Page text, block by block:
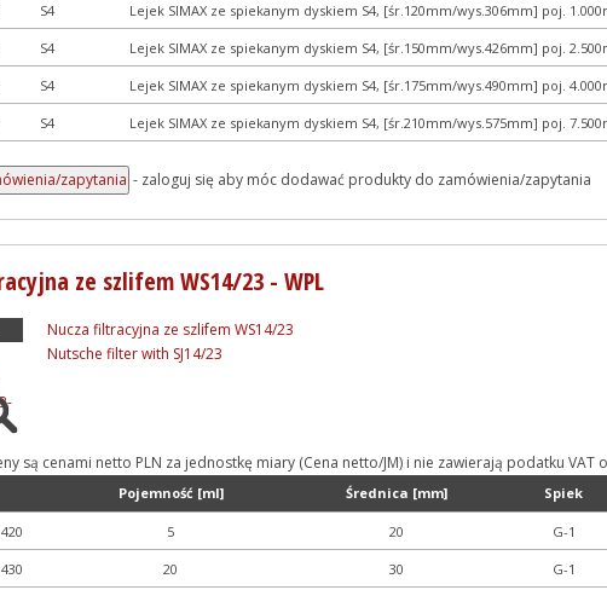
S4 Lejek SIMAX ze spiekanym dyskiem S4, [śr.120mm/wys.306mm] poj.
S4 Lejek SIMAX ze spiekanym dyskiem S4, [śr.150mm/wys.426mm] poj.
S4 Lejek SIMAX ze spiekanym dyskiem S4, [śr.175mm/wys.490mm] poj.
S4 Lejek SIMAX ze spiekanym dyskiem S4, [śr.210mm/wys.575mm] poj.
- zaloguj się aby móc dodawać produkty do zamówienia/zapytania
ze szlifem WS14/23 - WPL
Nucza filtracyjna ze szlifem WS14/23
Nutsche filter with SJ14/23
są cenami netto PLN za jednostkę miary (Cena netto/JM) i nie zawierają podatku VAT
Pojemność [ml] Średnica [mm] Spiek
5 20 G-1
20 30 G-1